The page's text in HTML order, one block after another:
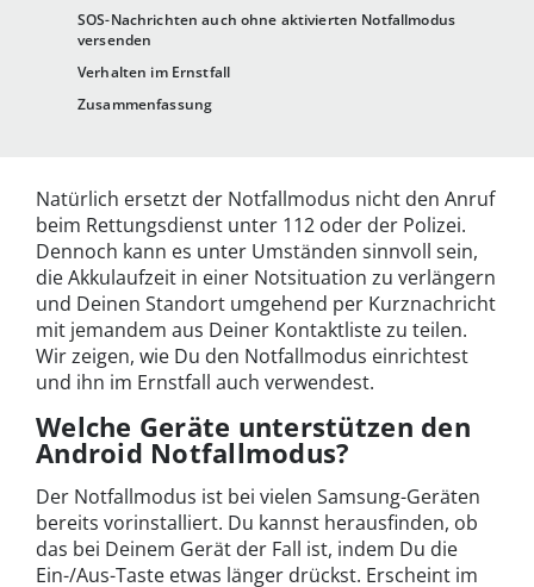
SOS-Nachrichten auch ohne aktivierten Notfallmodus
versenden
Verhalten im Ernstfall
Zusammenfassung
Natürlich ersetzt der Notfallmodus nicht den Anruf
beim Rettungsdienst unter 112 oder der Polizei.
Dennoch kann es unter Umständen sinnvoll sein,
die Akkulaufzeit in einer Notsituation zu verlängern
und Deinen Standort umgehend per Kurznachricht
mit jemandem aus Deiner Kontaktliste zu teilen.
Wir zeigen, wie Du den Notfallmodus einrichtest
und ihn im Ernstfall auch verwendest.
Welche Geräte unterstützen den
Android Notfallmodus?
Der Notfallmodus ist bei vielen Samsung-Geräten
bereits vorinstalliert. Du kannst herausfinden, ob
das bei Deinem Gerät der Fall ist, indem Du die
Ein-/Aus-Taste etwas länger drückst. Erscheint im